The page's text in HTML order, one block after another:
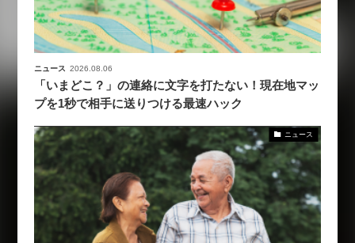
ニュース 2026.08.06
「いまどこ？」の連絡に文字を打たない！現在地マッ
プを1秒で相手に送りつける最速ハック
ニュース